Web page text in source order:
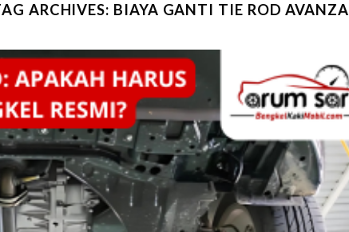
ARCHIVES: BIAYA GANTI TIE ROD AVANZA